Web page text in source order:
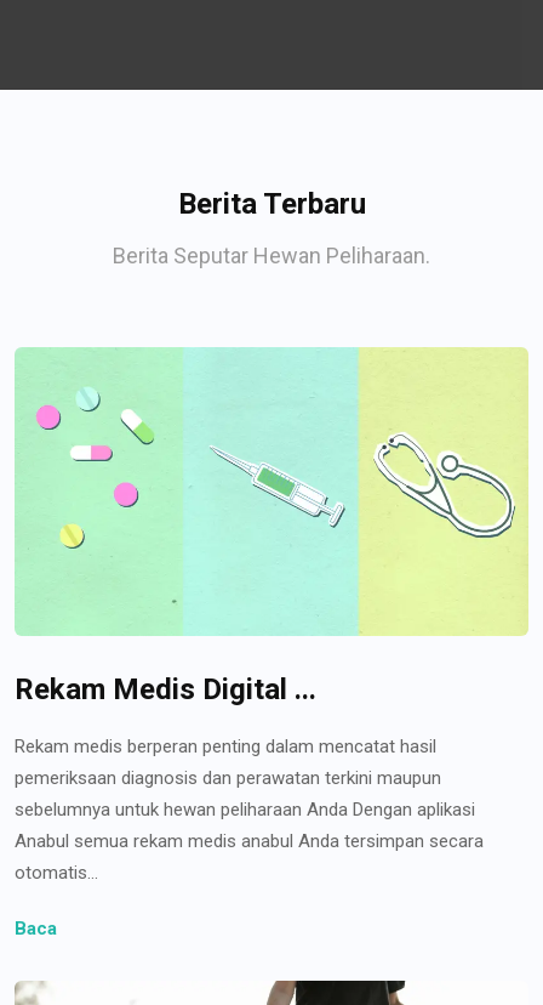
Berita Terbaru
Berita Seputar Hewan Peliharaan.
Rekam Medis Digital ...
Rekam medis berperan penting dalam mencatat hasil
pemeriksaan diagnosis dan perawatan terkini maupun
sebelumnya untuk hewan peliharaan Anda Dengan aplikasi
Anabul semua rekam medis anabul Anda tersimpan secara
otomatis...
Baca